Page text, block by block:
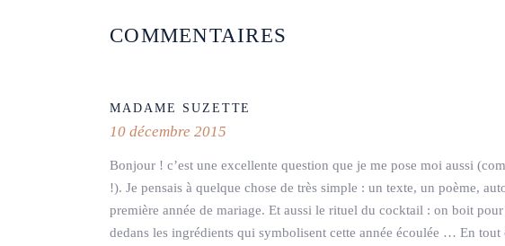
COMMENTAIRES
MADAME SUZETTE
10 décembre 2015
Bonjour ! c’est une excellente question que je me pose moi aussi
!). Je pensais à quelque chose de très simple : un texte, un poème,
première année de mariage. Et aussi le rituel du cocktail : on boit
dedans les ingrédients qui symbolisent cette année écoulée … En tout